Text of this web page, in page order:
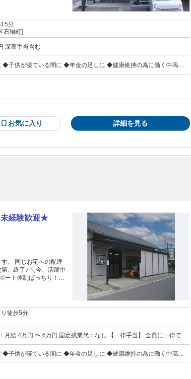
15分
石場町]
時給1,425円 給与詳細 基本給：時給 1425円 深夜手当含む
子供が寝ている間に ◆年金の足しに ◆健康維持の為に働く中高年
お気に入り 詳細を見る
未経験歓迎★
。 同じお宅への配達
今、活躍中
ート体制ばっちり！
徒歩5分
なし 【一律手当】 全員に一律で支
子供が寝ている間に ◆年金の足しに ◆健康維持の為に働く中高年